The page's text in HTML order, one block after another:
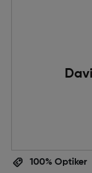
100% Optiker